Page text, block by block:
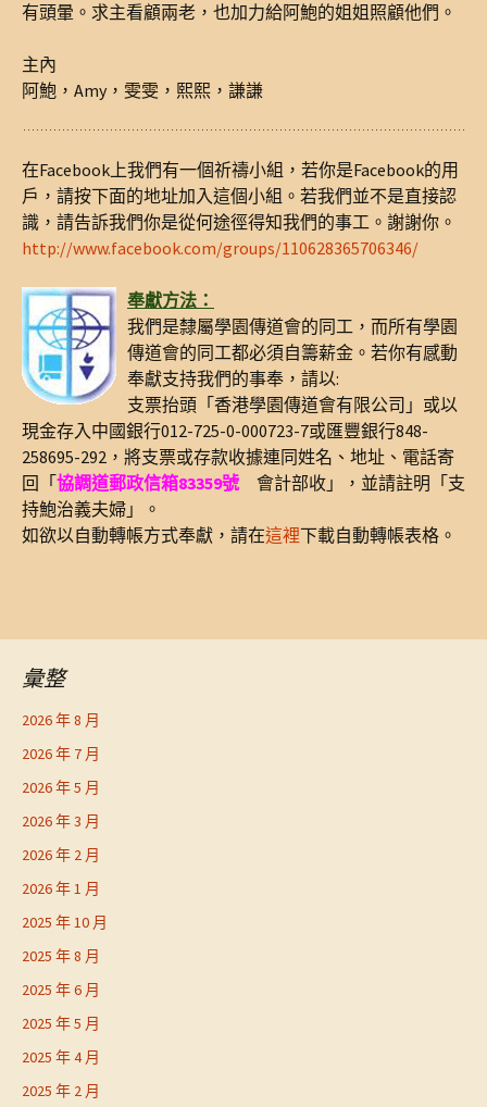
有頭暈。求主看顧兩老，也加力給阿鮑的姐姐照顧他們。
主內
阿鮑，Amy，雯雯，熙熙，謙謙
在Facebook上我們有一個祈禱小組，若你是Facebook的用
戶，請按下面的地址加入這個小組。若我們並不是直接認
識，請告訴我們你是從何途徑得知我們的事工。謝謝你。
http://www.facebook.com/groups/110628365706346/
奉獻方法：
我們是隸屬學園傳道會的同工，而所有學園
傳道會的同工都必須自籌薪金。若你有感動
奉獻支持我們的事奉，請以:
支票抬頭「香港學園傳道會有限公司」或以
現金存入中國銀行012-725-0-000723-7或匯豐銀行848-
258695-292，將支票或存款收據連同姓名、地址、電話寄
回「協調道郵政信箱83359號 會計部收」，並請註明「支
持鮑治義夫婦」。
如欲以自動轉帳方式奉獻，請在這裡下載自動轉帳表格。
彙整
2026 年 8 月
2026 年 7 月
2026 年 5 月
2026 年 3 月
2026 年 2 月
2026 年 1 月
2025 年 10 月
2025 年 8 月
2025 年 6 月
2025 年 5 月
2025 年 4 月
2025 年 2 月